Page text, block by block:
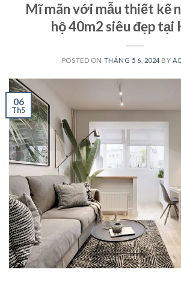
Mĩ mãn với mẫu thiết kế
hộ 40m2 siêu đẹp tại
POSTED ON THÁNG 5 6, 2024 BY
06
Th5